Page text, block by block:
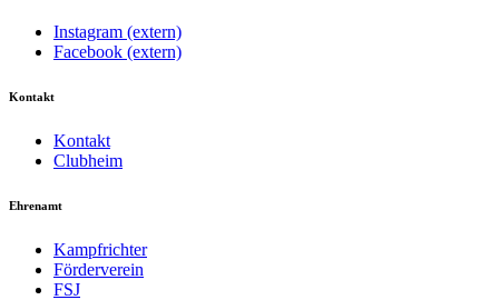
Instagram (extern)
Facebook (extern)
Kontakt
Kontakt
Clubheim
Ehrenamt
Kampfrichter
Förderverein
FSJ